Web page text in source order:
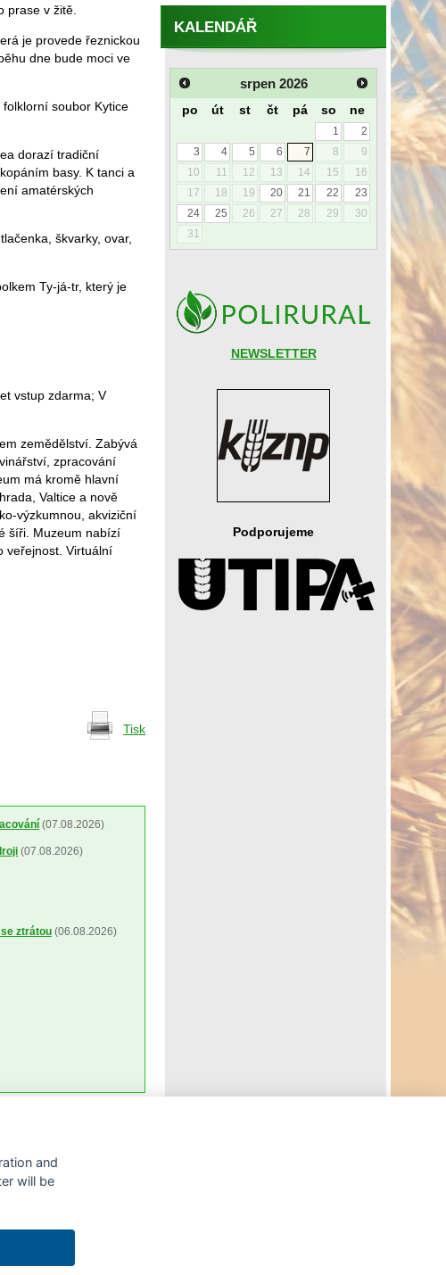
prase v žitě.
je provede řeznickou
dne bude moci ve
soubor Kytice
dorazí tradiční
basy. K tanci a
amatérských
škvarky, ovar,
Ty-já-tr, který je
vstup zdarma; V
zemědělství. Zabývá
zpracování
má kromě hlavní
Valtice a nově
výzkumnou, akviziční
šíři. Muzeum nabízí
veřejnost. Virtuální
Tisk
(07.08.2026)
(07.08.2026)
ztrátou (06.08.2026)
KALENDÁŘ
srpen 2026
po út st čt pá so ne
1
2
3
4 5 6 7 8
9
10
11 12 13 14 15
16
17
18 19 20 21 22
23
24
25 26 27 28 29
30
31
NEWSLETTER
Podporujeme
spolupráce
portálu AGRIS je možné
publikace v AGRISu.
and
will be